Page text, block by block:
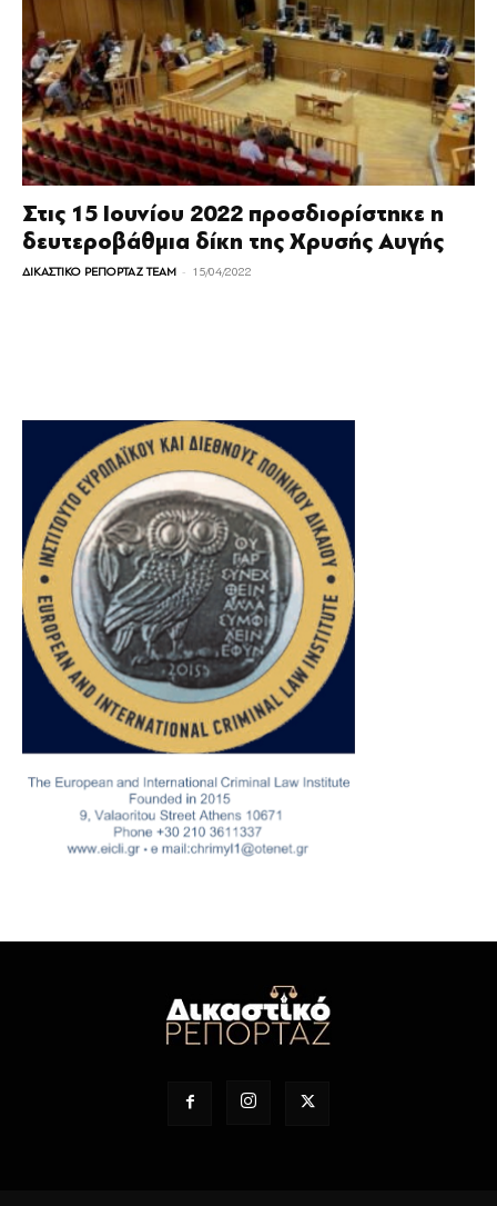
Στις 15 Ιουνίου 2022 προσδιορίστηκε η
δευτεροβάθμια δίκη της Χρυσής Αυγής
ΔΙΚΑΣΤΙΚΟ ΡΕΠΟΡΤΑΖ TEAM - 15/04/2022